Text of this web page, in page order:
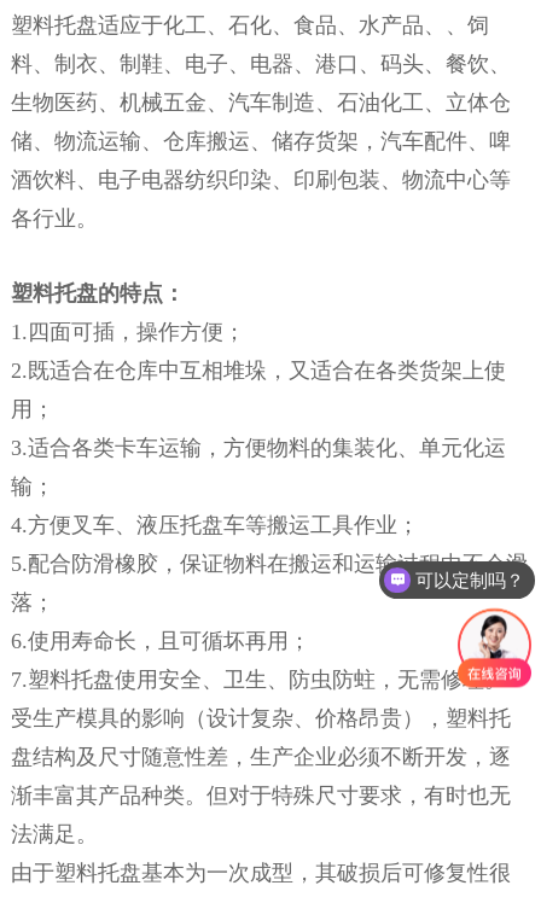
塑料托盘适应于化工、石化、食品、水产品、、饲
料、制衣、制鞋、电子、电器、港口、码头、餐饮、
生物医药、机械五金、汽车制造、石油化工、立体仓
储、物流运输、仓库搬运、储存货架，汽车配件、啤
酒饮料、电子电器纺织印染、印刷包装、物流中心等
各行业。
塑料托盘的特点：
1.四面可插，操作方便；
2.既适合在仓库中互相堆垛，又适合在各类货架上使
用；
3.适合各类卡车运输，方便物料的集装化、单元化运
输；
4.方便叉车、液压托盘车等搬运工具作业；
5.配合防滑橡胶，保证物料在搬运和运输过程中不会滑
落；
6.使用寿命长，且可循坏再用；
7.塑料托盘使用安全、卫生、防虫防蛀，无需修理。
受生产模具的影响（设计复杂、价格昂贵），塑料托
盘结构及尺寸随意性差，生产企业必须不断开发，逐
渐丰富其产品种类。但对于特殊尺寸要求，有时也无
法满足。
由于塑料托盘基本为一次成型，其破损后可修复性很
可以定制吗？
可以开模吗？